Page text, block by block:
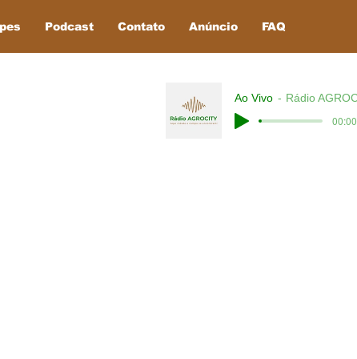
Podcast Contato Anúncio FAQ
Ao Vivo Rádio